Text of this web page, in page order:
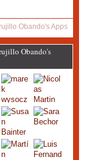
Obando's Apps
Obando's